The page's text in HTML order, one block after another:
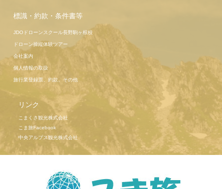
標識・約款・条件書等
JDOドローンスクール長野駒ヶ根校
ドローン操縦体験ツアー
会社案内
個人情報の取扱
旅行業登録票、約款、その他
リンク
こまくさ観光株式会社
こま旅Facebook
中央アルプス観光株式会社